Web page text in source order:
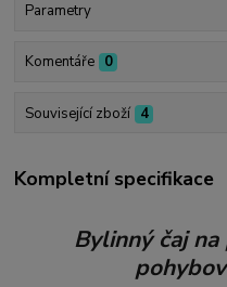
Parametry
Komentáře 0
Související zboží 4
Kompletní specifikace
Bylinný čaj